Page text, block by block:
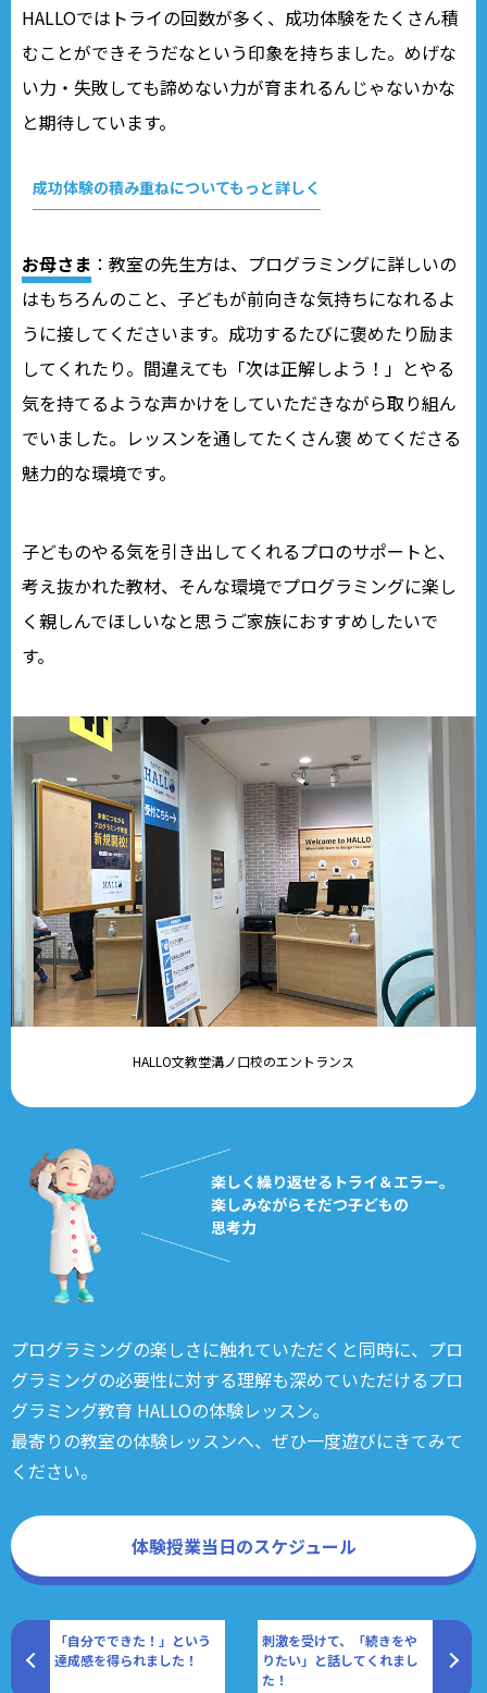
HALLOではトライの回数が多く、成功体験をたくさん積
むことができそうだなという印象を持ちました。めげな
い力・失敗しても諦めない力が育まれるんじゃないかな
と期待しています。
成功体験の積み重ねについてもっと詳しく
お母さま ：教室の先生方は、プログラミングに詳しいの
はもちろんのこと、子どもが前向きな気持ちになれるよ
うに接してくださいます。成功するたびに褒めたり励ま
してくれたり。間違えても「次は正解しよう！」とやる
気を持てるような声かけをしていただきながら取り組ん
でいました。レッスンを通してたくさん褒 めてくださる
魅力的な環境です。
子どものやる気を引き出してくれるプロのサポートと、
考え抜かれた教材、そんな環境でプログラミングに楽し
く親しんでほしいなと思うご家族におすすめしたいで
す。
HALLO文教堂溝ノ口校のエントランス
楽しく繰り返せるトライ＆エラー。
楽しみながらそだつ子どもの
思考力
プログラミングの楽しさに触れていただくと同時に、プロ
グラミングの必要性に対する理解も深めていただけるプロ
グラミング教育 HALLOの体験レッスン。
最寄りの教室の体験レッスンへ、ぜひ一度遊びにきてみて
ください。
体験授業当日のスケジュール
「自分でできた！」という
達成感を得られました！
刺激を受けて、「続きをや
りたい」と話してくれまし
た！